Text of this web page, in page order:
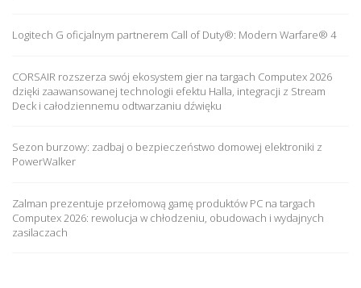
Logitech G oficjalnym partnerem Call of Duty®: Modern Warfare® 4
CORSAIR rozszerza swój ekosystem gier na targach Computex 2026
dzięki zaawansowanej technologii efektu Halla, integracji z Stream
Deck i całodziennemu odtwarzaniu dźwięku
Sezon burzowy: zadbaj o bezpieczeństwo domowej elektroniki z
PowerWalker
Zalman prezentuje przełomową gamę produktów PC na targach
Computex 2026: rewolucja w chłodzeniu, obudowach i wydajnych
zasilaczach